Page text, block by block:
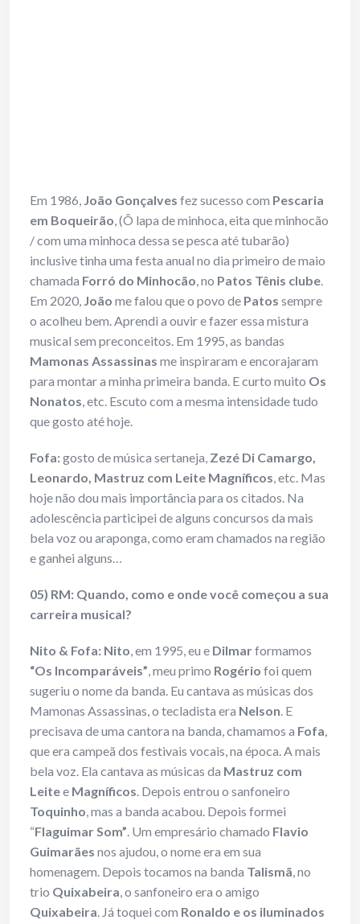
Em 1986, João Gonçalves fez sucesso com Pescaria
em Boqueirão, (Ô lapa de minhoca, eita que minhocão
/ com uma minhoca dessa se pesca até tubarão)
inclusive tinha uma festa anual no dia primeiro de maio
chamada Forró do Minhocão, no Patos Tênis clube.
Em 2020, João me falou que o povo de Patos sempre
o acolheu bem. Aprendi a ouvir e fazer essa mistura
musical sem preconceitos. Em 1995, as bandas
Mamonas Assassinas me inspiraram e encorajaram
para montar a minha primeira banda. E curto muito Os
Nonatos, etc. Escuto com a mesma intensidade tudo
que gosto até hoje.
Fofa:gosto de música sertaneja, Zezé Di Camargo,
Leonardo, Mastruz com Leite Magníficos, etc. Mas
hoje não dou mais importância para os citados. Na
adolescência participei de alguns concursos da mais
bela voz ou araponga, como eram chamados na região
e ganhei alguns…
05) RM: Quando, como e onde você começou a sua
carreira musical?
Nito & Fofa: Nito, em 1995, eu e Dilmarformamos
“Os Incomparáveis”, meu primo Rogério foi quem
sugeriu o nome da banda. Eu cantava as músicas dos
Mamonas Assassinas, o tecladista era Nelson. E
precisava de uma cantora na banda, chamamos a Fofa,
que era campeã dos festivais vocais, na época. A mais
bela voz. Ela cantava as músicas da Mastruz com
Leitee Magníficos. Depois entrou o sanfoneiro
Toquinho, mas a banda acabou. Depois formei
“Flaguimar Som”. Um empresário chamado Flavio
Guimarães nos ajudou, o nome era em sua
homenagem. Depois tocamos na banda Talismã, no
trio Quixabeira, o sanfoneiro era o amigo
Quixabeira. Já toquei com Ronaldo e os iluminados